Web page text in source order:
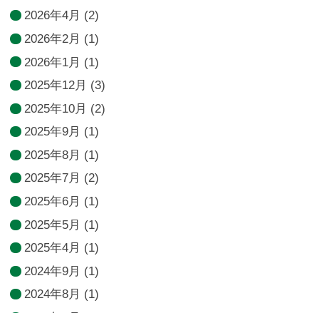
2026年4月 (2)
2026年2月 (1)
2026年1月 (1)
2025年12月 (3)
2025年10月 (2)
2025年9月 (1)
2025年8月 (1)
2025年7月 (2)
2025年6月 (1)
2025年5月 (1)
2025年4月 (1)
2024年9月 (1)
2024年8月 (1)